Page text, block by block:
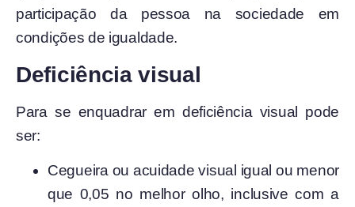
participação da pessoa na sociedade em
condições de igualdade.
Deficiência visual
Para se enquadrar em deficiência visual pode
ser:
Cegueira ou acuidade visual igual ou menor
que 0,05 no melhor olho, inclusive com a